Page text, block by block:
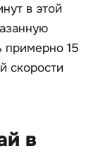
в этой
примерно 15
скорости
в